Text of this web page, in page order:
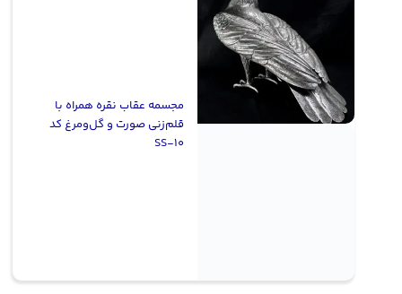
مجسمه عقاب نقره همراه با
قلم‌زنی صورت و گل‌ومرغ کد
SS-10